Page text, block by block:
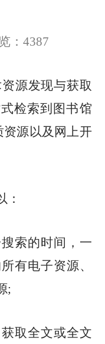
：4387
源发现与获取
检索到图书馆
源以及网上开
索的时间，一
有电子资源、
;
取全文或全文